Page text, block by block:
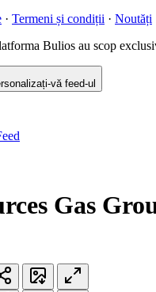
· Termeni și condiții · Noutăți
Bulios au scop
vă feed-ul
Gas